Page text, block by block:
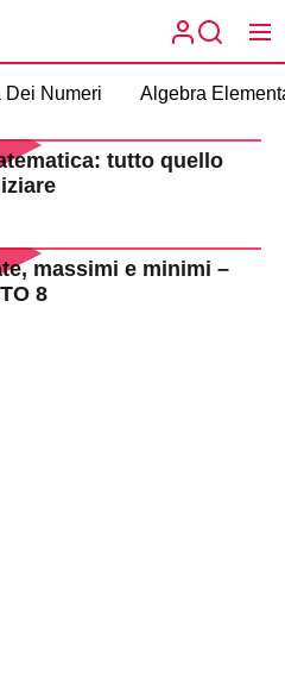
Dei Numeri Algebra
tutto quello
massimi e minimi –
8